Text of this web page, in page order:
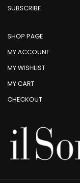
SUBSCRIBE
SHOP PAGE
MY ACCOUNT
MY WISHLIST
MY CART
CHECKOUT